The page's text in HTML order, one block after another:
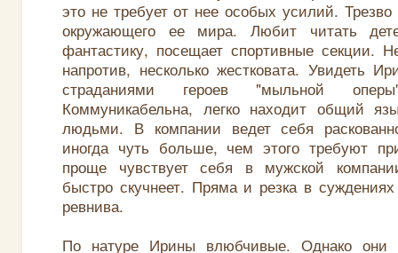
это не требует от нее особых усилий. Трезво
окружающего ее мира. Любит читать
фантастику, посещает спортивные секции.
напротив, несколько жестковата. Увидеть
страданиями героев "мыльной
Коммуникабельна, легко находит общий
людьми. В компании ведет себя
иногда чуть больше, чем этого требуют
проще чувствует себя в мужской
быстро скучнеет. Пряма и резка в
ревнива.
По натуре Ирины влюбчивые. Однако они